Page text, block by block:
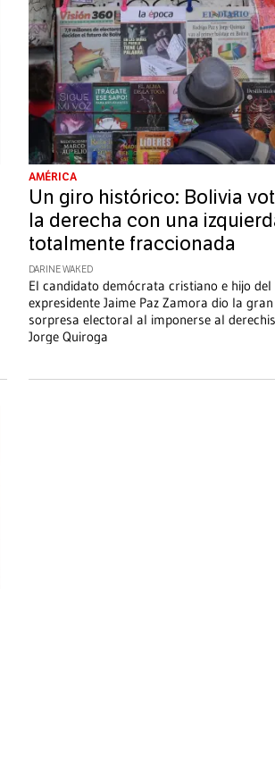
AMÉRICA
Un giro histórico: Bolivia
la derecha con una
totalmente fraccionada
DARINE WAKED
El candidato demócrata cristiano e hijo del
expresidente Jaime Paz Zamora dio la gran
sorpresa electoral al imponerse al
Jorge Quiroga